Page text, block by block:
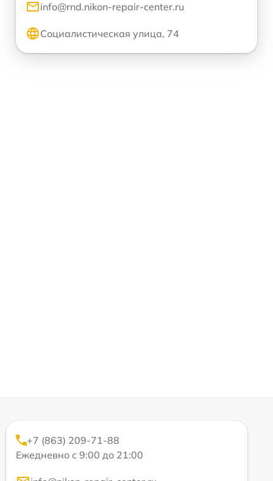
info@rnd.nikon-repair-center.ru
Социалистическая улица, 74
+7 (863) 209-71-88
Ежедневно с 9:00 до 21:00